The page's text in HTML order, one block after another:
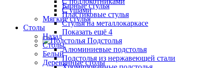
Барные стулья
Пластиковые стулья
Стулья на металлокаркасе
Показать ещё 4
Подстолья
Алюминиевые подстолья
Подстолья из нержавеющей стали
С ушами
Мягкие стулья
Столы
Назад
Столы
Белый
Деревянные столы